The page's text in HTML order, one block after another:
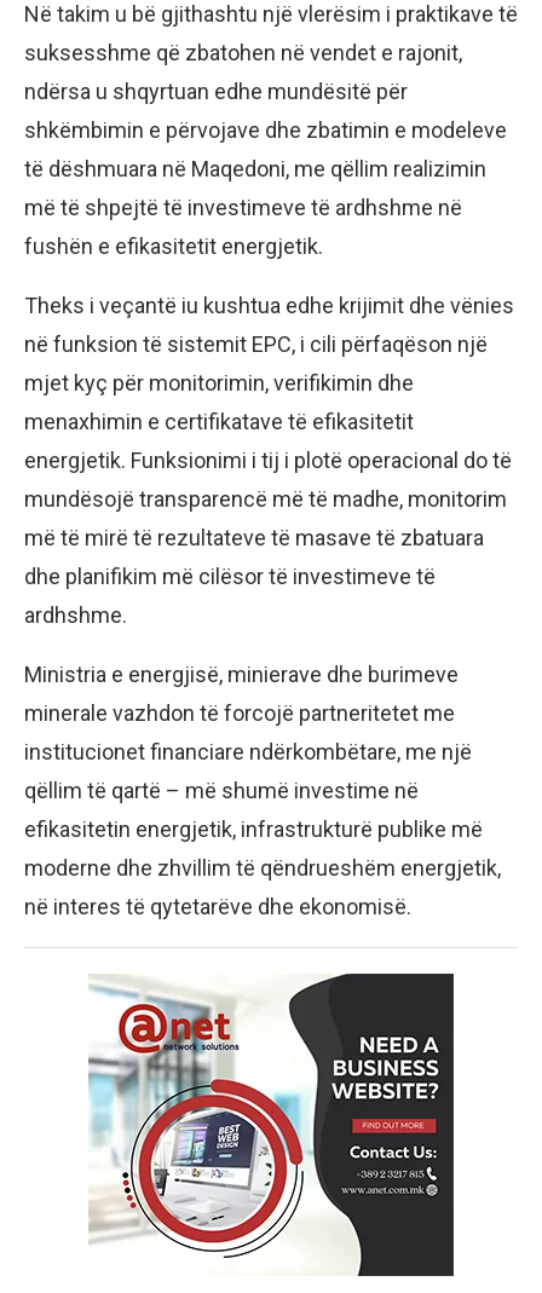
Në takim u bë gjithashtu një vlerësim i praktikave të
suksesshme që zbatohen në vendet e rajonit,
ndërsa u shqyrtuan edhe mundësitë për
shkëmbimin e përvojave dhe zbatimin e modeleve
të dëshmuara në Maqedoni, me qëllim realizimin
më të shpejtë të investimeve të ardhshme në
fushën e efikasitetit energjetik.
Theks i veçantë iu kushtua edhe krijimit dhe vënies
në funksion të sistemit EPC, i cili përfaqëson një
mjet kyç për monitorimin, verifikimin dhe
menaxhimin e certifikatave të efikasitetit
energjetik. Funksionimi i tij i plotë operacional do të
mundësojë transparencë më të madhe, monitorim
më të mirë të rezultateve të masave të zbatuara
dhe planifikim më cilësor të investimeve të
ardhshme.
Ministria e energjisë, minierave dhe burimeve
minerale vazhdon të forcojë partneritetet me
institucionet financiare ndërkombëtare, me një
qëllim të qartë – më shumë investime në
efikasitetin energjetik, infrastrukturë publike më
moderne dhe zhvillim të qëndrueshëm energjetik,
në interes të qytetarëve dhe ekonomisë.